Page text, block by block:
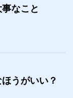
なこと
うがいい？